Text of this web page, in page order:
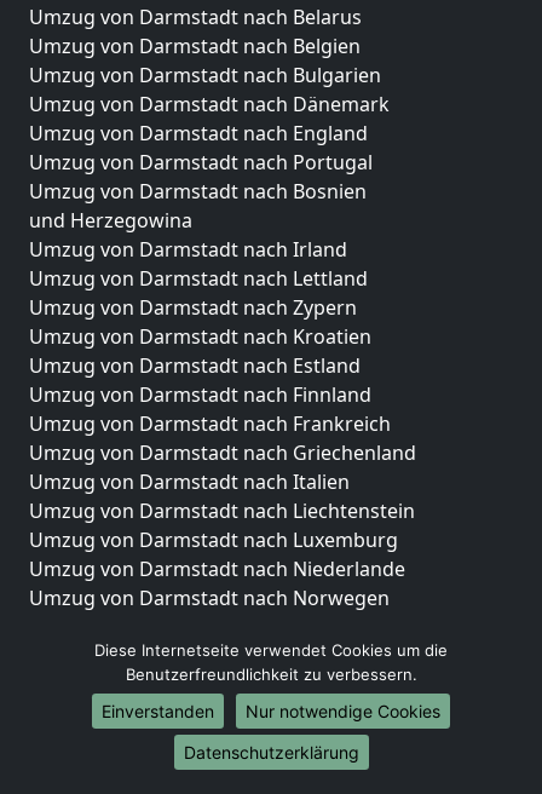
Umzug von Darmstadt nach Belarus
Umzug von Darmstadt nach Belgien
Umzug von Darmstadt nach Bulgarien
Umzug von Darmstadt nach Dänemark
Umzug von Darmstadt nach England
Umzug von Darmstadt nach Portugal
Umzug von Darmstadt nach Bosnien
und Herzegowina
Umzug von Darmstadt nach Irland
Umzug von Darmstadt nach Lettland
Umzug von Darmstadt nach Zypern
Umzug von Darmstadt nach Kroatien
Umzug von Darmstadt nach Estland
Umzug von Darmstadt nach Finnland
Umzug von Darmstadt nach Frankreich
Umzug von Darmstadt nach Griechenland
Umzug von Darmstadt nach Italien
Umzug von Darmstadt nach Liechtenstein
Umzug von Darmstadt nach Luxemburg
Umzug von Darmstadt nach Niederlande
Umzug von Darmstadt nach Norwegen
Umzüge-Deutschlandweit
Umzug von Darmstadt nach Berlin
Umzug von Darmstadt nach Hamburg
Umzug von Darmstadt nach München
Umzug von Darmstadt nach Köln
Diese Internetseite verwendet Cookies um die
Benutzerfreundlichkeit zu verbessern.
Einverstanden
Nur notwendige Cookies
Datenschutzerklärung